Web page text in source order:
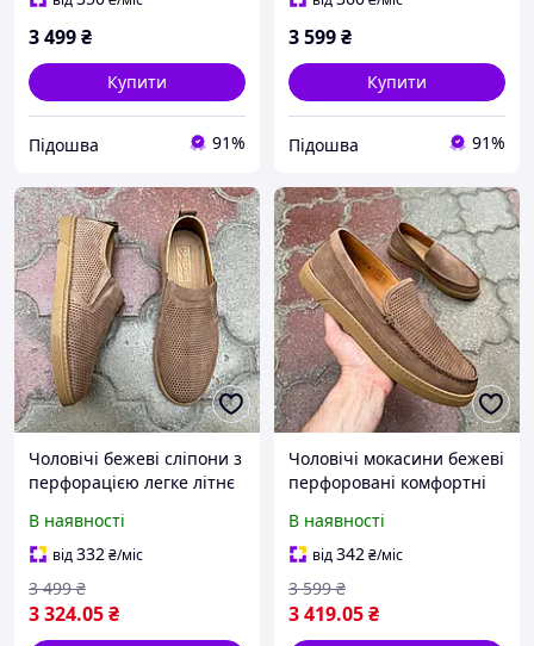
3 499₴
Купити
Підошва 91%
3 599₴
Купити
Підошва 91%
Чоловічі бежеві сліпони з
перфорацією легке літнє
В наявності
від332₴/міс
3 324.05₴
3 499 ₴
Чоловічі мокасини бежеві
перфоровані комфортні
В наявності
від342₴/міс
3 419.05₴
3 599 ₴